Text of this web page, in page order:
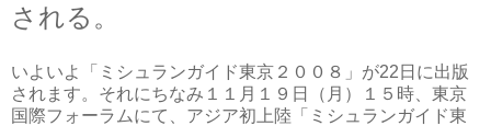
される。
いよいよ「ミシュランガイド東京２００８」が22日に出版
されます。それにちなみ１１月１９日（月）１５時、東京
国際フォーラムにて、アジア初上陸「ミシュランガイド東